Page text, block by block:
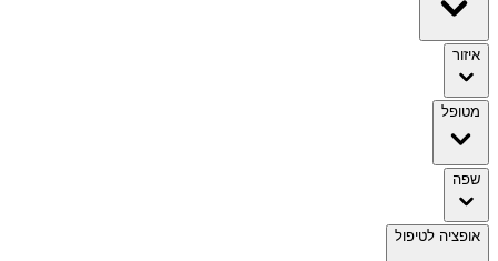
איזור
מטופל
שפה
אופציה לטיפול